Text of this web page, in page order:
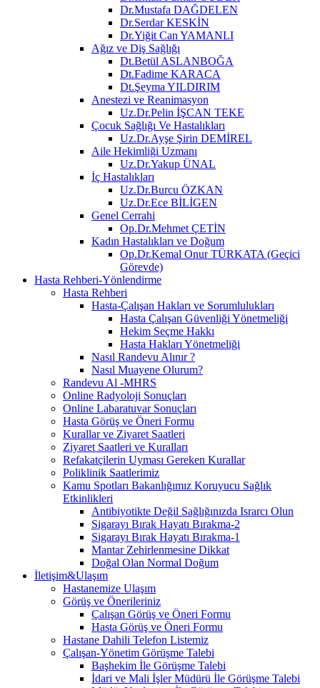
Dr.Mustafa DAĞDELEN
Dr.Serdar KESKİN
Dr.Yiğit Can YAMANLI
Ağız ve Diş Sağlığı
Dt.Betül ASLANBOĞA
Dt.Fadime KARACA
Dt.Şeyma YILDIRIM
Anestezi ve Reanimasyon
Uz.Dr.Pelin İŞCAN TEKE
Çocuk Sağlığı Ve Hastalıkları
Uz.Dr.Ayşe Şirin DEMİREL
Aile Hekimliği Uzmanı
Uz.Dr.Yakup ÜNAL
İç Hastalıkları
Uz.Dr.Burcu ÖZKAN
Uz.Dr.Ece BİLİGEN
Genel Cerrahi
Op.Dr.Mehmet ÇETİN
Kadın Hastalıkları ve Doğum
Op.Dr.Kemal Onur TÜRKATA (Geçici
Görevde)
Hasta Rehberi-Yönlendirme
Hasta Rehberi
Hasta-Çalışan Hakları ve Sorumlulukları
Hasta Çalışan Güvenliği Yönetmeliği
Hekim Seçme Hakkı
Hasta Hakları Yönetmeliği
Nasıl Randevu Alınır ?
Nasıl Muayene Olurum?
Randevu Al -MHRS
Online Radyoloji Sonuçları
Online Labaratuvar Sonuçları
Hasta Görüş ve Öneri Formu
Kurallar ve Ziyaret Saatleri
Ziyaret Saatleri ve Kuralları
Refakatçilerin Uyması Gereken Kurallar
Poliklinik Saatlerimiz
Kamu Spotları Bakanlığımız Koruyucu Sağlık
Etkinlikleri
Antibiyotikte Değil Sağlığınızda Israrcı Olun
Sigarayı Bırak Hayatı Bırakma-2
Sigarayı Bırak Hayatı Bırakma-1
Mantar Zehirlenmesine Dikkat
Doğal Olan Normal Doğum
İletişim&Ulaşım
Hastanemize Ulaşım
Görüş ve Önerileriniz
Çalışan Görüş ve Öneri Formu
Hasta Görüş ve Öneri Formu
Hastane Dahili Telefon Listemiz
Çalışan-Yönetim Görüşme Talebi
Başhekim İle Görüşme Talebi
İdari ve Mali İşler Müdürü İle Görüşme Talebi